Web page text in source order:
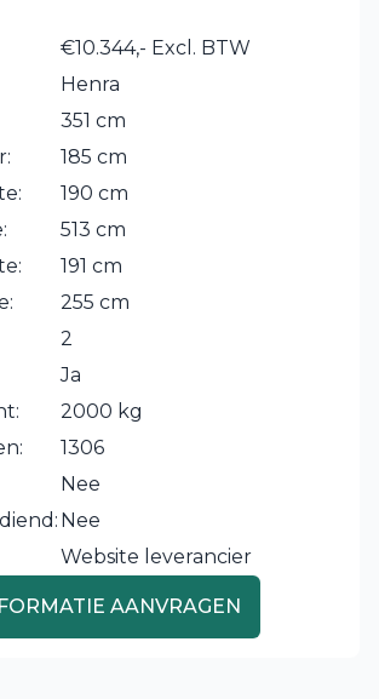
€10.344,- Excl. BTW
Henra
351 cm
185 cm
190 cm
513 cm
191 cm
255 cm
2
Ja
2000 kg
1306
Nee
Nee
Website leverancier
AANVRAGEN